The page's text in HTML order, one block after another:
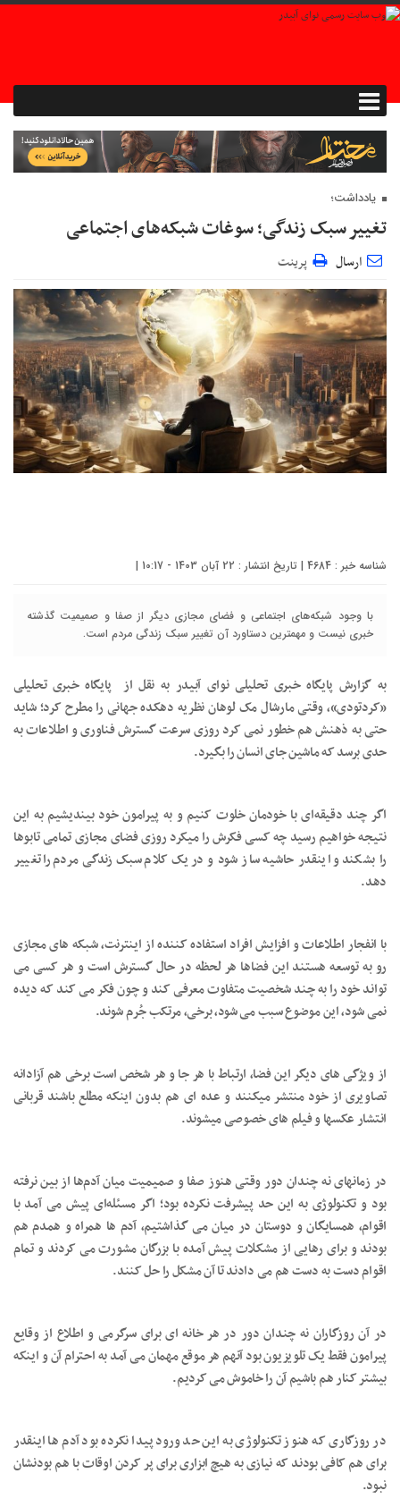
یادداشت؛
تغییر سبک زندگی؛ سوغات شبکه‌های اجتماعی
ارسال پرینت
شناسه خبر : 4684 | تاریخ انتشار : 22 آبان 1403 - 10:17 |
با وجود شبکه‌های اجتماعی و فضای مجازی دیگر از صفا و صمیمیت گذشته
خبری نیست و مهمترین دستاورد آن تغییر سبک زندگی مردم است.
به گزارش پایگاه خبری تحلیلی نوای آبیدر به نقل از پایگاه خبری تحلیلی
«کردتودی»، وقتی مارشال مک لوهان نظریه دهکده جهانی را مطرح کرد؛ شاید
حتی به ذهنش هم خطور نمی کرد روزی سرعت گسترش فناوری و اطلاعات به
حدی برسد که ماشین جای انسان را بگیرد.
اگر چند دقیقه‌ای با خودمان خلوت کنیم و به پیرامون خود بیندیشیم به این
نتیجه خواهیم رسید چه کسی فکرش را میکرد روزی فضای مجازی تمامی تابوها
را بشکند و اینقدر حاشیه ساز شود و در یک کلام سبک زندگی مردم را تغییر
دهد.
با انفجار اطلاعات و افزایش افراد استفاده کننده از اینترنت، شبکه های مجازی
رو به توسعه هستند این فضاها هر لحظه در حال گسترش است و هر کسی می
تواند خود را به چند شخصیت متفاوت معرفی کند و چون فکر می کند که دیده
نمی شود، این موضوع سبب می شود، برخی، مرتکب جُرم شوند.
از ویژگی های دیگر این فضا، ارتباط با هر جا و هر شخص است برخی هم آزادانه
تصاویری از خود منتشر میکنند و عده ای هم بدون اینکه مطلع باشند قربانی
انتشار عکسها و فیلم های خصوصی میشوند.
در زمانهای نه چندان دور وقتی هنوز صفا و صمیمیت میان آدم‌ها از بین نرفته
بود و تکنولوژی به این حد پیشرفت نکرده بود؛ اگر مسئله‌ای پیش می آمد با
اقوام، همسایگان و دوستان در میان می گذاشتیم، آدم ها همراه و همدم هم
بودند و برای رهایی از مشکلات پیش آمده با بزرگان مشورت می کردند و تمام
اقوام دست به دست هم می دادند تا آن مشکل را حل کنند.
در آن روزگاران نه چندان دور در هر خانه ای برای سرگرمی و اطلاع از وقایع
پیرامون فقط یک تلویزیون بود آنهم هر موقع مهمان می آمد به احترام آن و اینکه
بیشتر کنار هم باشیم آن را خاموش می کردیم.
در روزگاری که هنوز تکنولوژی به این حد ورود پیدا نکرده بود آدم ها اینقدر
برای هم کافی بودند که نیازی به هیچ ابزاری برای پر کردن اوقات با هم بودنشان
نبود.